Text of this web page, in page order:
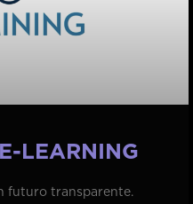
LEARNING
futuro transparente.